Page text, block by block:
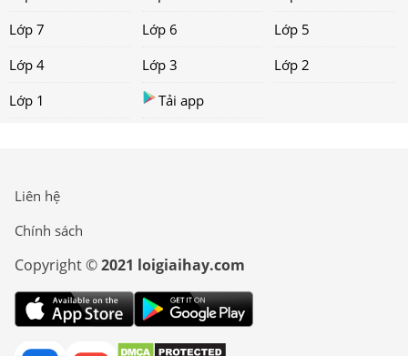
Lớp 7
Lớp 6
Lớp 5
Lớp 4
Lớp 3
Lớp 2
Lớp 1
Tải app
Liên hệ
Chính sách
Copyright ©2021 loigiaihay.com